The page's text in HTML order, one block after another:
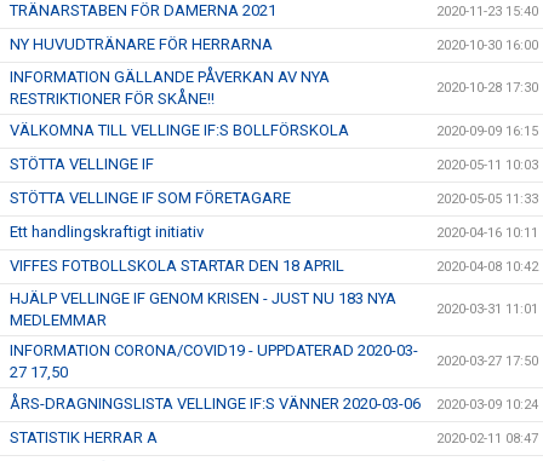
TRÄNARSTABEN FÖR DAMERNA 2021 2020-11-23 15:40
NY HUVUDTRÄNARE FÖR HERRARNA 2020-10-30 16:00
INFORMATION GÄLLANDE PÅVERKAN AV NYA
RESTRIKTIONER FÖR SKÅNE!!
2020-10-28 17:30
VÄLKOMNA TILL VELLINGE IF:S BOLLFÖRSKOLA 2020-09-09 16:15
STÖTTA VELLINGE IF 2020-05-11 10:03
STÖTTA VELLINGE IF SOM FÖRETAGARE 2020-05-05 11:33
Ett handlingskraftigt initiativ 2020-04-16 10:11
VIFFES FOTBOLLSKOLA STARTAR DEN 18 APRIL 2020-04-08 10:42
HJÄLP VELLINGE IF GENOM KRISEN - JUST NU 183 NYA
MEDLEMMAR
2020-03-31 11:01
INFORMATION CORONA/COVID19 - UPPDATERAD 2020-03-
27 17,50
2020-03-27 17:50
ÅRS-DRAGNINGSLISTA VELLINGE IF:S VÄNNER 2020-03-06 2020-03-09 10:24
STATISTIK HERRAR A 2020-02-11 08:47